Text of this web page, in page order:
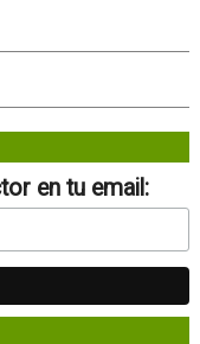
en tu email: